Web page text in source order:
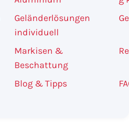
Geländerlösungen
individuell
Markisen &
Beschattung
Blog & Tipps